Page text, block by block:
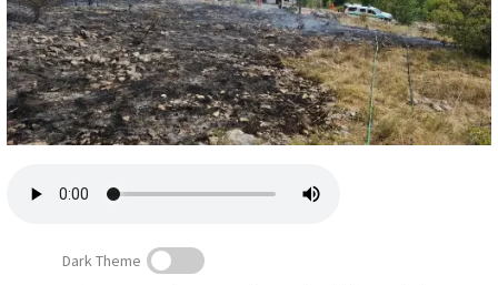
Založnik
Zadruga PD
Naročnine
Dark Theme